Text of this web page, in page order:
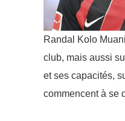
Randal Kolo
club, mais aussi
et ses capacités,
commencent à se